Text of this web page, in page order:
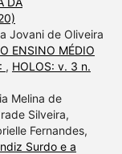
Jovani de Oliveira
ENSINO MÉDIO
, HOLOS: v. 3 n.
Melina de
Silveira,
Fernandes,
Surdo e a